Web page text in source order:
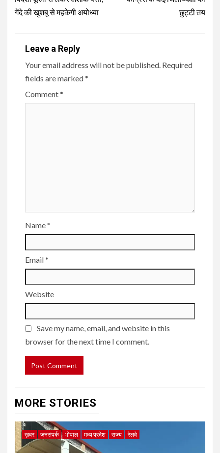
गेंदे की खुशबू से महकेगी अयोध्या
छुट्टी तय
Leave a Reply
Your email address will not be published. Required
fields are marked*
Comment*
Name*
Email*
Website
Save my name, email, and website in this
browser for the next time I comment.
MORE STORIES
ख़बर जनसंपर्क भोपाल मध्य प्रदेश राज्य रेलवे